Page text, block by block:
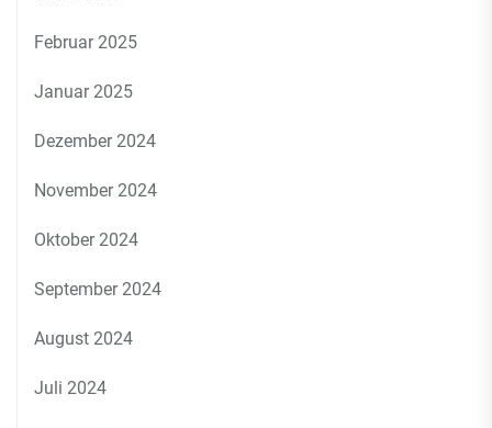
Februar 2025
Januar 2025
Dezember 2024
November 2024
Oktober 2024
September 2024
August 2024
Juli 2024